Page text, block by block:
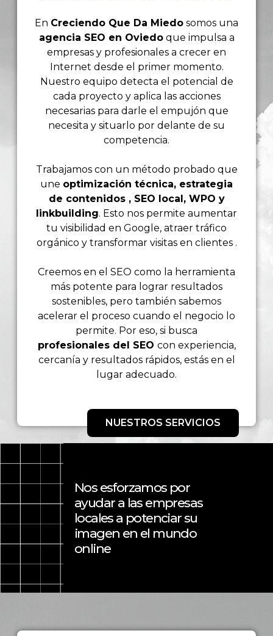
En Creciendo Que Da Miedo somos una
agencia SEO en Oviedoque impulsa a
empresas y profesionales a crecer en
Internet desde el primer momento.
Nuestro equipo detecta el potencial de
cada proyecto y aplica las acciones
necesarias para darle el empujón que
necesita y situarlo por delante de su
competencia.
Trabajamos con un método probado que
une optimización técnica, estrategia
de contenidos , SEO local, WPO y
linkbuilding. Esto nos permite aumentar
tu visibilidad en Google, atraer tráfico
orgánico y transformar visitas en clientes .
Creemos en el SEO como la herramienta
más potente para lograr resultados
sostenibles, pero también sabemos
acelerar el proceso cuando el negocio lo
permite. Por eso, si busca
profesionalesdel SEO con experiencia,
cercanía y resultados rápidos, estás en el
lugar adecuado.
NUESTROS SERVICIOS
Nos esforzamos por
ayudar a las empresas
locales a potenciar su
imagen en el mundo
online